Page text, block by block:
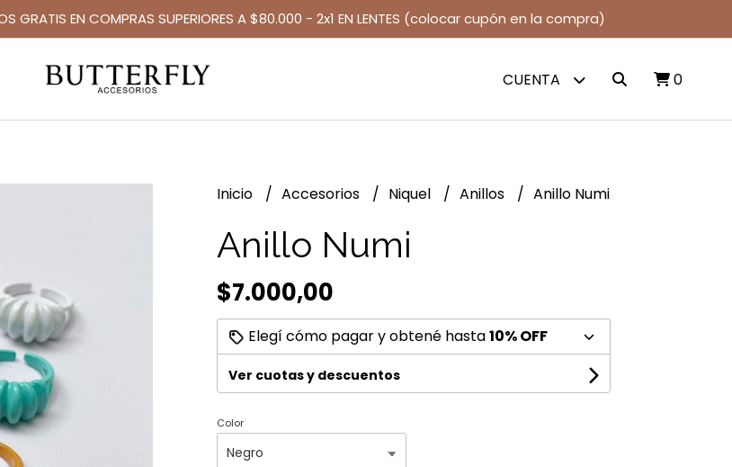
GRATIS EN COMPRAS SUPERIORES A $80.000 - 2x1 EN LENTES (colocar cupón en la compra)
CUENTA 0
Inicio Accesorios Niquel Anillos Anillo Numi
Anillo Numi
$7.000,00
Elegí cómo pagar y obtené hasta10% OFF
Ver cuotas y descuentos
Color